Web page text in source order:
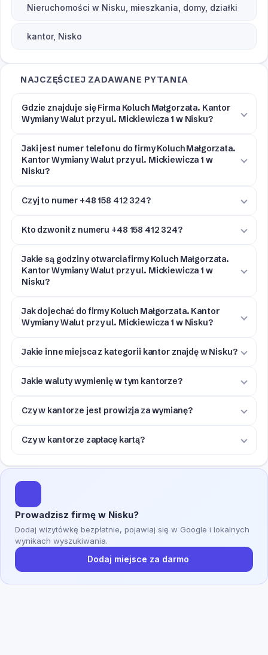
Nieruchomości w Nisku, mieszkania, domy, działki
kantor, Nisko
NAJCZĘŚCIEJ ZADAWANE PYTANIA
Gdzie znajduje się Firma Koluch Małgorzata. Kantor
Wymiany Walut przy ul. Mickiewicza 1 w Nisku?
Jaki jest numer telefonu do firmy Koluch Małgorzata.
Kantor Wymiany Walut przy ul. Mickiewicza 1 w
Nisku?
Czyj to numer +48 158 412 324?
Kto dzwonił z numeru +48 158 412 324?
Jakie są godziny otwarcia firmy Koluch Małgorzata.
Kantor Wymiany Walut przy ul. Mickiewicza 1 w
Nisku?
Jak dojechać do firmy Koluch Małgorzata. Kantor
Wymiany Walut przy ul. Mickiewicza 1 w Nisku?
Jakie inne miejsca z kategorii kantor znajdę w Nisku?
Jakie waluty wymienię w tym kantorze?
Czy w kantorze jest prowizja za wymianę?
Czy w kantorze zapłacę kartą?
Prowadzisz firmę w Nisku?
Dodaj wizytówkę bezpłatnie, pojawiaj się w Google i lokalnych
wynikach wyszukiwania.
Dodaj miejsce za darmo